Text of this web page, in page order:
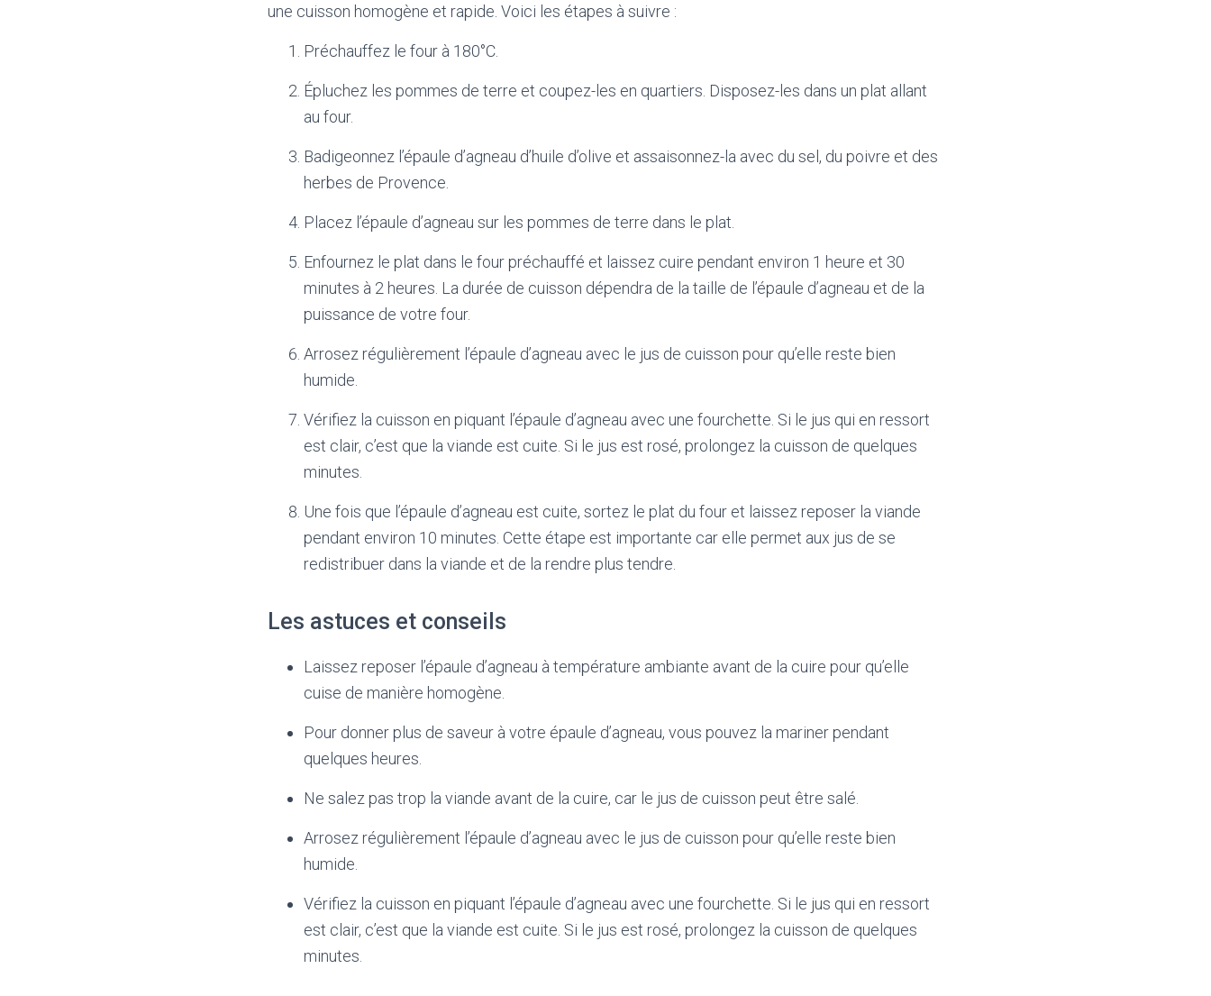
une cuisson homogène et rapide. Voici les étapes à suivre :
Préchauffez le four à 180°C.
Épluchez les pommes de terre et coupez-les en quartiers. Disposez-les dans un plat allant
au four.
Badigeonnez l’épaule d’agneau d’huile d’olive et assaisonnez-la avec du sel, du poivre et des
herbes de Provence.
Placez l’épaule d’agneau sur les pommes de terre dans le plat.
Enfournez le plat dans le four préchauffé et laissez cuire pendant environ 1 heure et 30
minutes à 2 heures. La durée de cuisson dépendra de la taille de l’épaule d’agneau et de la
puissance de votre four.
Arrosez régulièrement l’épaule d’agneau avec le jus de cuisson pour qu’elle reste bien
humide.
Vérifiez la cuisson en piquant l’épaule d’agneau avec une fourchette. Si le jus qui en ressort
est clair, c’est que la viande est cuite. Si le jus est rosé, prolongez la cuisson de quelques
minutes.
Une fois que l’épaule d’agneau est cuite, sortez le plat du four et laissez reposer la viande
pendant environ 10 minutes. Cette étape est importante car elle permet aux jus de se
redistribuer dans la viande et de la rendre plus tendre.
Les astuces et conseils
Laissez reposer l’épaule d’agneau à température ambiante avant de la cuire pour qu’elle
cuise de manière homogène.
Pour donner plus de saveur à votre épaule d’agneau, vous pouvez la mariner pendant
quelques heures.
Ne salez pas trop la viande avant de la cuire, car le jus de cuisson peut être salé.
Arrosez régulièrement l’épaule d’agneau avec le jus de cuisson pour qu’elle reste bien
humide.
Vérifiez la cuisson en piquant l’épaule d’agneau avec une fourchette. Si le jus qui en ressort
est clair, c’est que la viande est cuite. Si le jus est rosé, prolongez la cuisson de quelques
minutes.